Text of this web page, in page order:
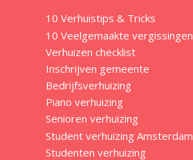
10 Verhuistips & Tricks
10 Veelgemaakte vergissingen
Verhuizen checklist
Inschrijven gemeente
Bedrijfsverhuizing
Piano verhuizing
Senioren verhuizing
Student verhuizing Amsterdam
Studenten verhuizing